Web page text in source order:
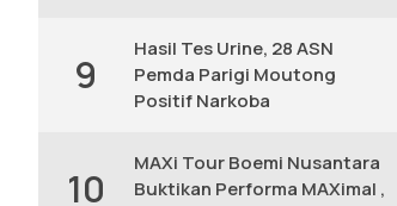
9
Hasil Tes Urine, 28 ASN
Pemda Parigi Moutong
Positif Narkoba
10
MAXi Tour Boemi Nusantara
Buktikan Performa MAXimal ,